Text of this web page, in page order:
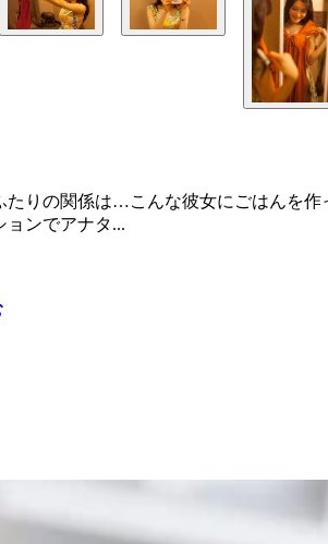
たりの関係は…こんな彼女にごはんを
ョンでアナタ...